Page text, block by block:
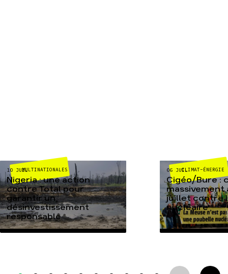
MULTINATIONALES
10 JUIL
Nigeria : une action
contre Total pour
garantir un
désinvestissement
responsable
CLIMAT-ÉNERGIE
06 JUIL
Cigéo/Bure :
massivement
juillet contre
nucléaire